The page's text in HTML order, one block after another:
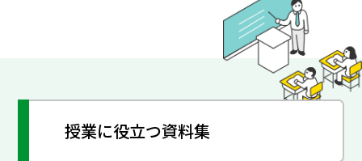
授業に役立つ資料集